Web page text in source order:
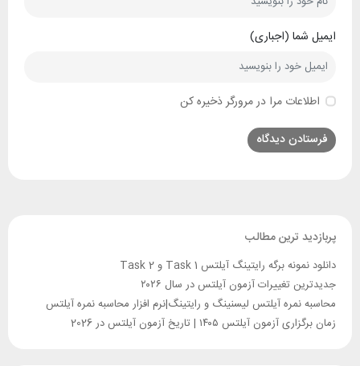
ایمیل شما (اجباری)
اطلاعات مرا در مرورگر ذخیره کن
پربازدید ترین مطالب
دانلود نمونه برگه رایتینگ آیلتس Task 1 و Task 2
جدیدترین تغییرات آزمون آیلتس در سال ۲۰۲۶
محاسبه نمره آیلتس لیسنینگ و رایتینگ|نرم افزار محاسبه نمره آیلتس
زمان برگزاری آزمون آیلتس ۱۴۰۵ | تاریخ آزمون آیلتس در 2026